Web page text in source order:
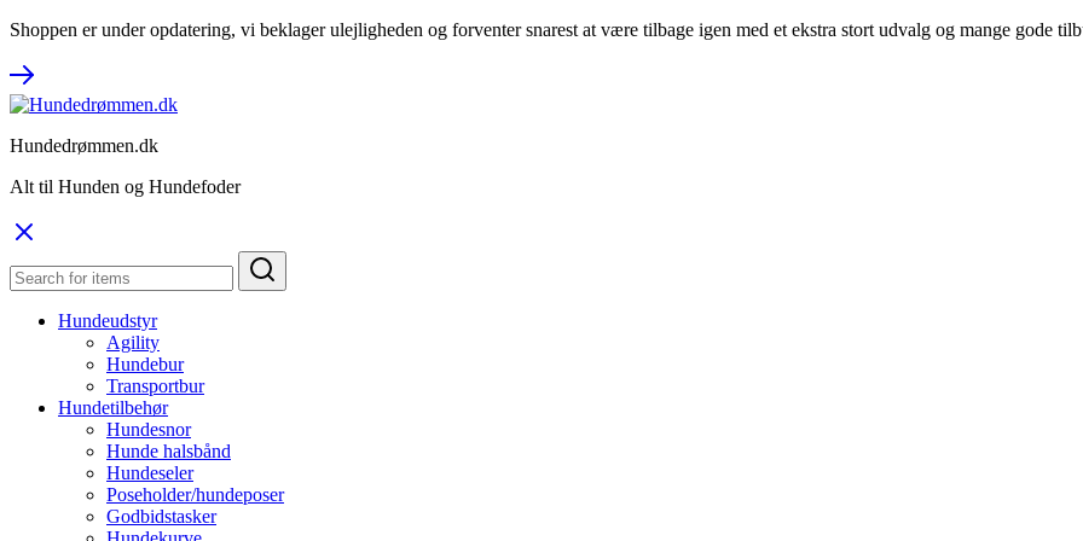
Shoppen er under opdatering, vi beklager ulejligheden og forventer snarest at være tilbage igen med et ekstra stort udvalg og mange gode
Hundedrømmen.dk
Alt til Hunden og Hundefoder
Hundeudstyr
Agility
Hundebur
Transportbur
Hundetilbehør
Hundesnor
Hunde halsbånd
Hundeseler
Poseholder/hundeposer
Godbidstasker